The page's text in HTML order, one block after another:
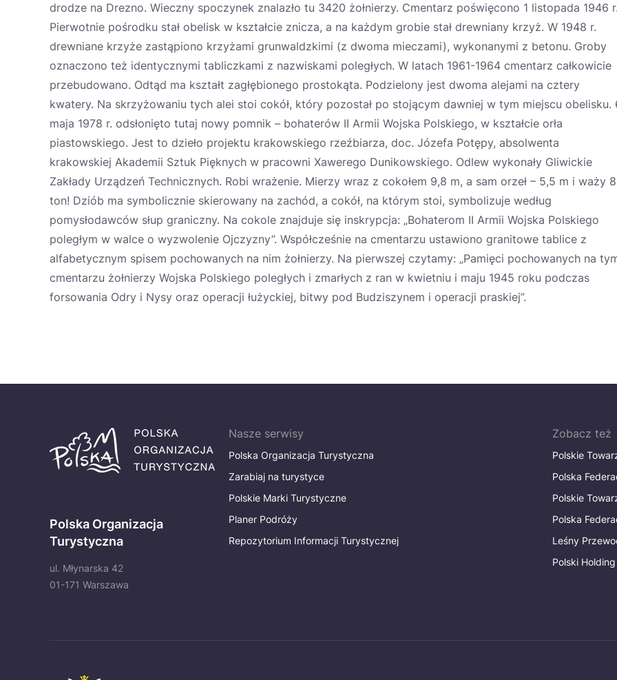
drodze na Drezno. Wieczny spoczynek znalazło tu 3420 żołnierzy. Cmentarz poświęcono 1 listopada 1946
Pierwotnie pośrodku stał obelisk w kształcie znicza, a na każdym grobie stał drewniany krzyż. W 1948 r.
drewniane krzyże zastąpiono krzyżami grunwaldzkimi (z dwoma mieczami), wykonanymi z betonu. Groby
oznaczono też identycznymi tabliczkami z nazwiskami poległych. W latach 1961-1964 cmentarz całkowicie
przebudowano. Odtąd ma kształt zagłębionego prostokąta. Podzielony jest dwoma alejami na cztery
kwatery. Na skrzyżowaniu tych alei stoi cokół, który pozostał po stojącym dawniej w tym miejscu obelisku.
maja 1978 r. odsłonięto tutaj nowy pomnik – bohaterów II Armii Wojska Polskiego, w kształcie orła
piastowskiego. Jest to dzieło projektu krakowskiego rzeźbiarza, doc. Józefa Potępy, absolwenta
krakowskiej Akademii Sztuk Pięknych w pracowni Xawerego Dunikowskiego. Odlew wykonały Gliwickie
Zakłady Urządzeń Technicznych. Robi wrażenie. Mierzy wraz z cokołem 9,8 m, a sam orzeł – 5,5 m i waży 8
ton! Dziób ma symbolicznie skierowany na zachód, a cokół, na którym stoi, symbolizuje według
pomysłodawców słup graniczny. Na cokole znajduje się inskrypcja: „Bohaterom II Armii Wojska Polskiego
poległym w walce o wyzwolenie Ojczyzny”. Współcześnie na cmentarzu ustawiono granitowe tablice z
alfabetycznym spisem pochowanych na nim żołnierzy. Na pierwszej czytamy: „Pamięci pochowanych na
cmentarzu żołnierzy Wojska Polskiego poległych i zmarłych z ran w kwietniu i maju 1945 roku podczas
forsowania Odry i Nysy oraz operacji łużyckiej, bitwy pod Budziszynem i operacji praskiej”.
Polska Organizacja
Turystyczna
ul. Młynarska 42
01-171 Warszawa
Nasze serwisy
Polska Organizacja Turystyczna
Zarabiaj na turystyce
Polskie Marki Turystyczne
Planer Podróży
Repozytorium Informacji Turystycznej
Zobacz też
Polskie
Polska
Polskie
Polska
Leśny
Polski